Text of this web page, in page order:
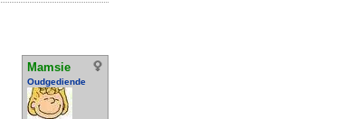
Mamsie
Oudgediende